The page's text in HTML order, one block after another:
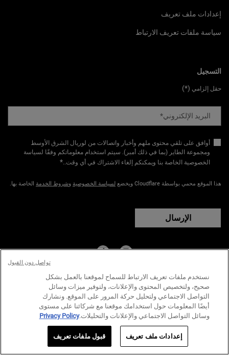
إعدادات ملف تعريف
سياسة ملفات تعريف الارتباط
التسجيل
حقل إلزامي (*)
البريد الإلكتروني*
أوافق على تلقي محتوى ملهم وأخبار واتصالات من لوريال الشرق الأوسط
ومجموعة الطاير (بما في ذلك أمبر). سيتم استخدام معلوماتكم وفقًا لسياسة
الخصوصية الخاصة بنا ويمكنكم إلغاء الاشتراك في أي وقت.​.
*
هذا الموقع محمي بواسطة Cloudflare ويخضع لسياسة الخصوصية وشروط الخدمة الخاصة بها.
الإرسال
﷼ - SA (AR)
نستخدم ملفات تعريف الارتباط للسماح لموقعنا بالعمل بشكل
صحيح، ولتخصيص المحتوى والإعلانات، ولتوفير ميزات وسائل
التواصل الاجتماعي ولتحليل حركة المرور على الموقع. ونشارك
أيضًا المعلومات حول استخدامك موقعنا مع شركائنا على مستوى
وسائل التواصل الاجتماعي والإعلانات والتحليلات.Privacy Policy
إعدادات ملف تعريف قبول ملفات تعريف
تواصل دون القبول